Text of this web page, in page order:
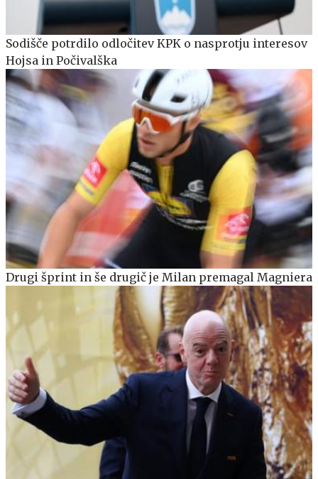
Sodišče potrdilo odločitev KPK o nasprotju interesov
Hojsa in Počivalška
Drugi šprint in še drugič je Milan premagal Magniera